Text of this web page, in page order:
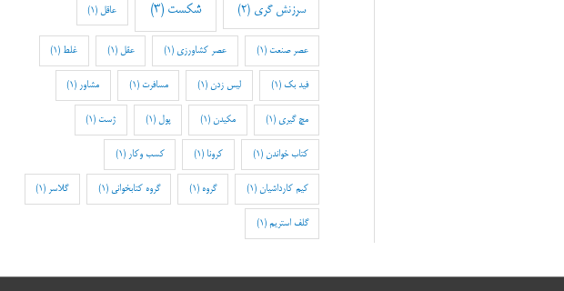
سرزنش گری (2) شکست (3) عاقل (1)
عصر صنعت (1) عصر کشاورزی(1) عقل (1) غلط (1)
فید بک (1) لیس زدن (1) مسافرت (1) مشاور (1)
مچ گیری (1) مکیدن (1) پول (1) ژست(1)
کتاب خواندن (1) کرونا (1) کسب وکار (1)
کیم کارداشیان (1) گروه (1) گروه کتابخوانی (1) گلاسر (1)
گلف استریم (1)